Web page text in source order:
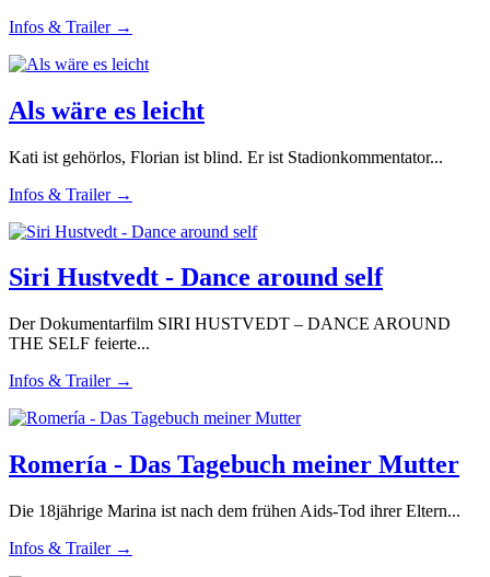
Infos & Trailer →
Als wäre es leicht
Kati ist gehörlos, Florian ist blind. Er ist Stadionkommentator...
Infos & Trailer →
Siri Hustvedt - Dance around self
Der Dokumentarfilm SIRI HUSTVEDT – DANCE AROUND
THE SELF feierte...
Infos & Trailer →
Romería - Das Tagebuch meiner Mutter
Die 18jährige Marina ist nach dem frühen Aids-Tod ihrer Eltern...
Infos & Trailer →